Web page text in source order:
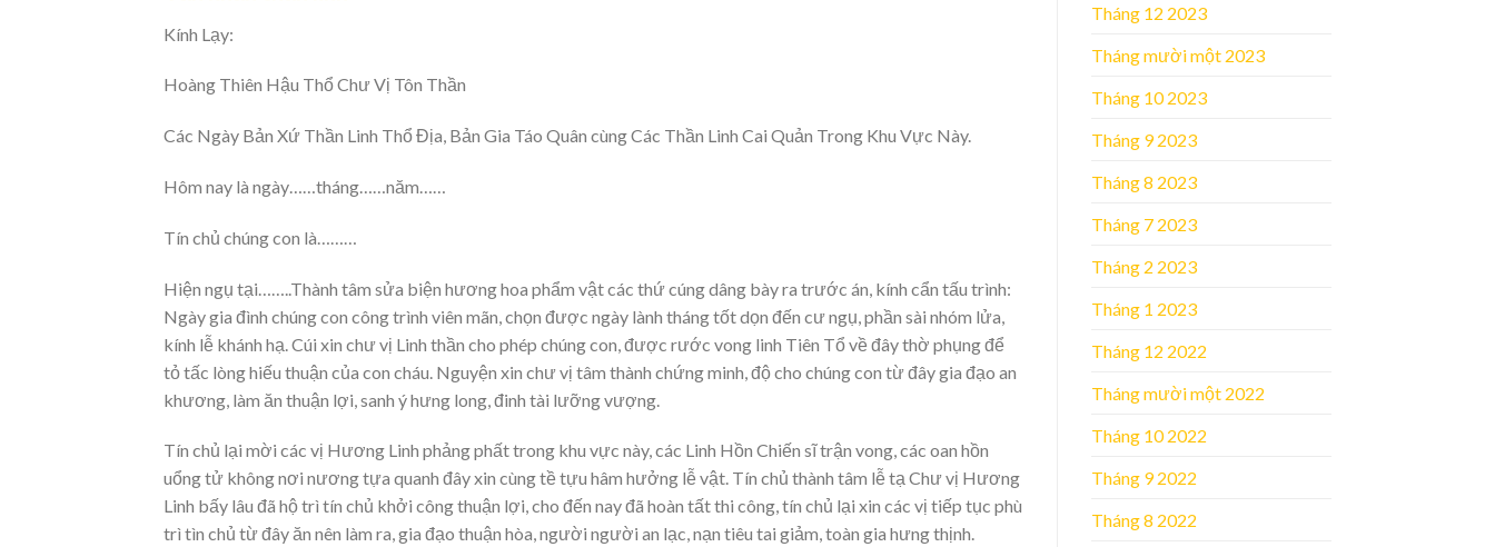
Kính Lạy:
Hoàng Thiên Hậu Thổ Chư Vị Tôn Thần
Các Ngày Bản Xứ Thần Linh Thổ Địa, Bản Gia Táo Quân cùng Các Thần Linh Cai Quản Trong Khu Vực Này.
Hôm nay là ngày……tháng……năm……
Tín chủ chúng con là………
Hiện ngụ tại……..Thành tâm sửa biện hương hoa phẩm vật các thứ cúng dâng bày ra trước án, kính cẩn tấu trình:
Ngày gia đình chúng con công trình viên mãn, chọn được ngày lành tháng tốt dọn đến cư ngụ, phần sài nhóm lửa,
kính lễ khánh hạ. Cúi xin chư vị Linh thần cho phép chúng con, được rước vong linh Tiên Tổ về đây thờ phụng để
tỏ tấc lòng hiếu thuận của con cháu. Nguyện xin chư vị tâm thành chứng minh, độ cho chúng con từ đây gia đạo an
khương, làm ăn thuận lợi, sanh ý hưng long, đinh tài lưỡng vượng.
Tín chủ lại mời các vị Hương Linh phảng phất trong khu vực này, các Linh Hồn Chiến sĩ trận vong, các oan hồn
uổng tử không nơi nương tựa quanh đây xin cùng tề tựu hâm hưởng lễ vật. Tín chủ thành tâm lễ tạ Chư vị Hương
Linh bấy lâu đã hộ trì tín chủ khởi công thuận lợi, cho đến nay đã hoàn tất thi công, tín chủ lại xin các vị tiếp tục phù
trì tìn chủ từ đây ăn nên làm ra, gia đạo thuận hòa, người người an lạc, nạn tiêu tai giảm, toàn gia hưng thịnh.
Tháng 12 2023
Tháng mười một 2023
Tháng 10 2023
Tháng 9 2023
Tháng 8 2023
Tháng 7 2023
Tháng 2 2023
Tháng 1 2023
Tháng 12 2022
Tháng mười một 2022
Tháng 10 2022
Tháng 9 2022
Tháng 8 2022